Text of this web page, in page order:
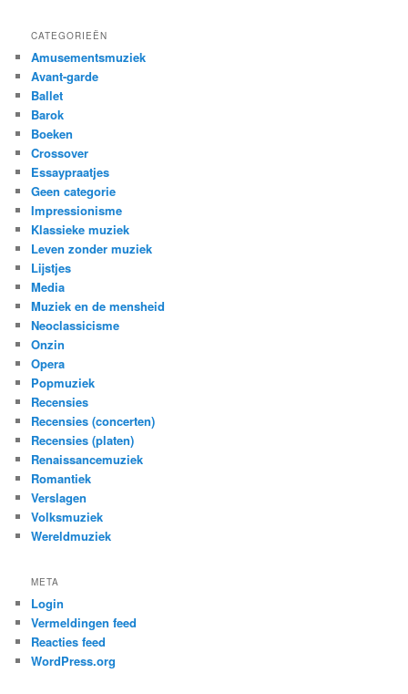
CATEGORIEËN
Amusementsmuziek
Avant-garde
Ballet
Barok
Boeken
Crossover
Essaypraatjes
Geen categorie
Impressionisme
Klassieke muziek
Leven zonder muziek
Lijstjes
Media
Muziek en de mensheid
Neoclassicisme
Onzin
Opera
Popmuziek
Recensies
Recensies (concerten)
Recensies (platen)
Renaissancemuziek
Romantiek
Verslagen
Volksmuziek
Wereldmuziek
META
Login
Vermeldingen feed
Reacties feed
WordPress.org